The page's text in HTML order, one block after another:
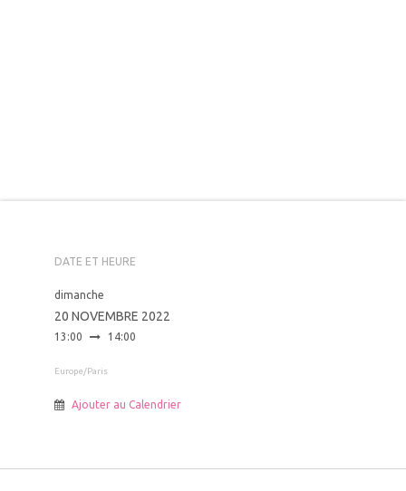
DATE ET HEURE
dimanche
20 NOVEMBRE 2022
13:00 14:00
Europe/Paris
Ajouter au Calendrier